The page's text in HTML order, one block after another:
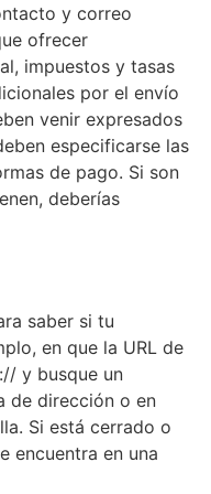
y correo
ofrecer
impuestos y tasas
por el envío
venir expresados
especificarse las
de pago. Si son
deberías
saber si tu
en que la URL de
y busque un
de dirección o en
Si está cerrado o
encuentra en una